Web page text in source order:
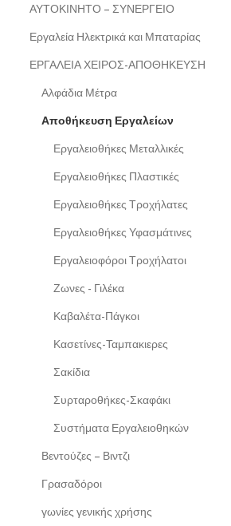
ΑΥΤΟΚΙΝΗΤΟ – ΣΥΝΕΡΓΕΙΟ
Εργαλεία Ηλεκτρικά και Μπαταρίας
ΕΡΓΑΛΕΙΑ ΧΕΙΡΟΣ-ΑΠΟΘΗΚΕΥΣΗ
Αλφάδια Μέτρα
Αποθήκευση Εργαλείων
Εργαλειοθήκες Μεταλλικές
Εργαλειοθήκες Πλαστικές
Εργαλειοθήκες Τροχήλατες
Εργαλειοθήκες Υφασμάτινες
Εργαλειοφόροι Τροχήλατοι
Ζωνες - Γιλέκα
Καβαλέτα-Πάγκοι
Κασετίνες-Ταμπακιερες
Σακίδια
Συρταροθήκες-Σκαφάκι
Συστήματα Εργαλειοθηκών
Βεντούζες – Βιντζι
Γρασαδόροι
γωνίες γενικής χρήσης